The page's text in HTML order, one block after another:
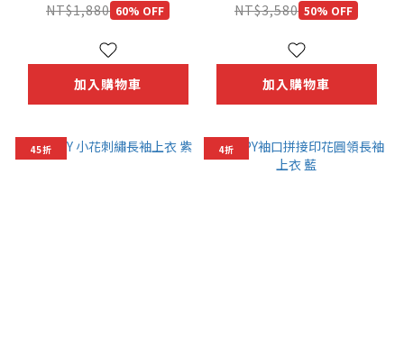
NT$1,880 60% OFF
加入購物車
NT$3,580 50% OFF
加入購物車
45折 4折